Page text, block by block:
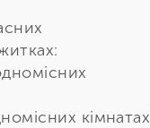
кімнатах